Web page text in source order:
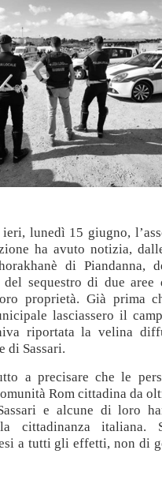
lunedì 15 giugno,
ha avuto notizia,
di Piandanna,
del sequestro di due
proprietà. Già prima
lasciassero il
riportata la velina
di Sassari.
a precisare che le
Rom cittadina da
e alcune di loro
cittadinanza italiana.
a tutti gli effetti, non di